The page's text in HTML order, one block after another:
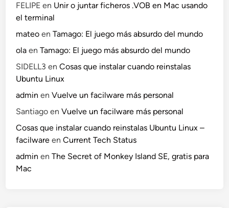
FELIPE en Unir o juntar ficheros .VOB en Mac usando
el terminal
mateo enTamago: El juego más absurdo del mundo
ola enTamago: El juego más absurdo del mundo
SIDELL3 enCosas que instalar cuando reinstalas
Ubuntu Linux
admin enVuelve un facilware más personal
Santiago enVuelve un facilware más personal
Cosas que instalar cuando reinstalas Ubuntu Linux –
facilware enCurrent Tech Status
admin enThe Secret of Monkey Island SE, gratis para
Mac